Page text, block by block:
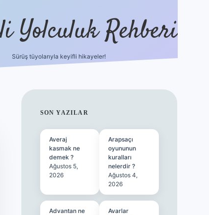
Yolculuk Rehberi
Sürüş tüyolarıyla keyifli hikayeler!
SIDEBAR
SON YAZILAR
Averaj
kasmak ne
demek ?
Ağustos 5,
2026
Arapsaçı
oyununun
kuralları
nelerdir ?
Ağustos 4,
2026
Advantan ne
Avarlar
grandoperabet